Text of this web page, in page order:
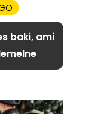
baki, ami